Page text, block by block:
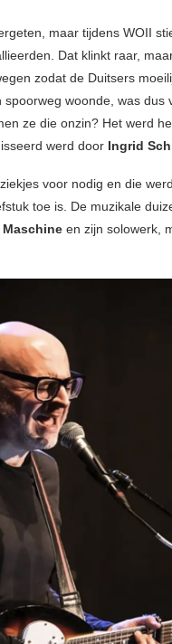
maar tijdens WOII
Dat klinkt raar,
zodat de Duitsers
spoorweg woonde, was
ze die onzin? Het werd
werd door Ingrid
voor nodig en die
toe is. De muzikale
Maschine en zijn solowerk,